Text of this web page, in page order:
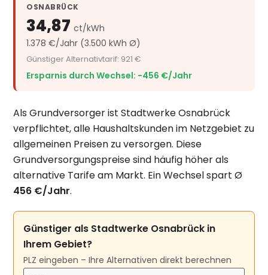
OSNABRÜCK
34,87ct/kWh
1.378 €/Jahr (3.500 kWh Ø)
Günstiger Alternativtarif: 921 €
Ersparnis durch Wechsel: −456 €/Jahr
Als Grundversorger ist Stadtwerke Osnabrück
verpflichtet, alle Haushaltskunden im Netzgebiet zu
allgemeinen Preisen zu versorgen. Diese
Grundversorgungspreise sind häufig höher als
alternative Tarife am Markt. Ein Wechsel spart Ø
456 €/Jahr.
Günstiger als Stadtwerke Osnabrück in
Ihrem Gebiet?
PLZ eingeben – Ihre Alternativen direkt berechnen